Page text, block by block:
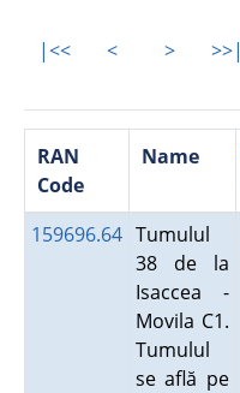
|<< < > >>|
RAN
Code
Name
159696.64 Tumulul
38 de la
Isaccea -
Movila C1.
Tumulul
se află pe